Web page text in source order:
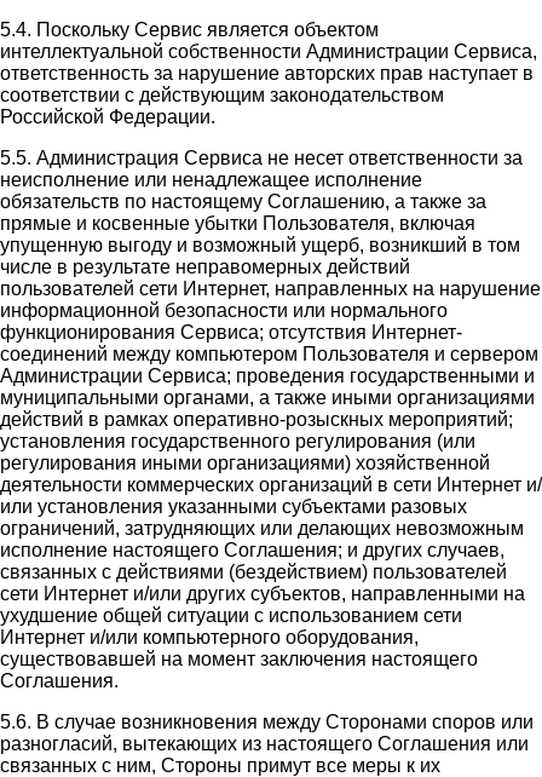
5.4. Поскольку Сервис является объектом
интеллектуальной собственности Администрации Сервиса,
ответственность за нарушение авторских прав наступает в
соответствии с действующим законодательством
Российской Федерации.
5.5. Администрация Сервиса не несет ответственности за
неисполнение или ненадлежащее исполнение
обязательств по настоящему Соглашению, а также за
прямые и косвенные убытки Пользователя, включая
упущенную выгоду и возможный ущерб, возникший в том
числе в результате неправомерных действий
пользователей сети Интернет, направленных на нарушение
информационной безопасности или нормального
функционирования Сервиса; отсутствия Интернет-
соединений между компьютером Пользователя и сервером
Администрации Сервиса; проведения государственными и
муниципальными органами, а также иными организациями
действий в рамках оперативно-розыскных мероприятий;
установления государственного регулирования (или
регулирования иными организациями) хозяйственной
деятельности коммерческих организаций в сети Интернет и/
или установления указанными субъектами разовых
ограничений, затрудняющих или делающих невозможным
исполнение настоящего Соглашения; и других случаев,
связанных с действиями (бездействием) пользователей
сети Интернет и/или других субъектов, направленными на
ухудшение общей ситуации с использованием сети
Интернет и/или компьютерного оборудования,
существовавшей на момент заключения настоящего
Соглашения.
5.6. В случае возникновения между Сторонами споров или
разногласий, вытекающих из настоящего Соглашения или
связанных с ним, Стороны примут все меры к их